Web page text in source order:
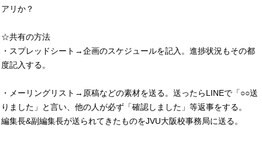
アリか？
☆共有の方法
・スプレッドシート→企画のスケジュールを記入。進捗状況もその都
度記入する。
・メーリングリスト→原稿などの素材を送る。送ったらLINEで「○○送
りました」と言い、他の人が必ず「確認しました」等返事をする。
編集長&副編集長が送られてきたものをJVU大阪校事務局に送る。